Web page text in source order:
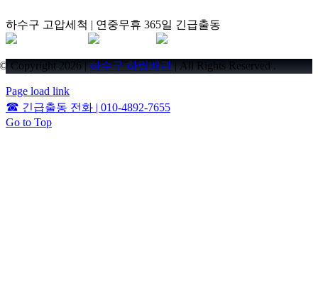
하수구 고압세척 | 연중무휴 365일 긴급출동
© Copyright 2026 |하수구 하림배관 | All Rights Reserved .
Page load link
☎ 긴급출동 전화 | 010-4892-7655
Go to Top